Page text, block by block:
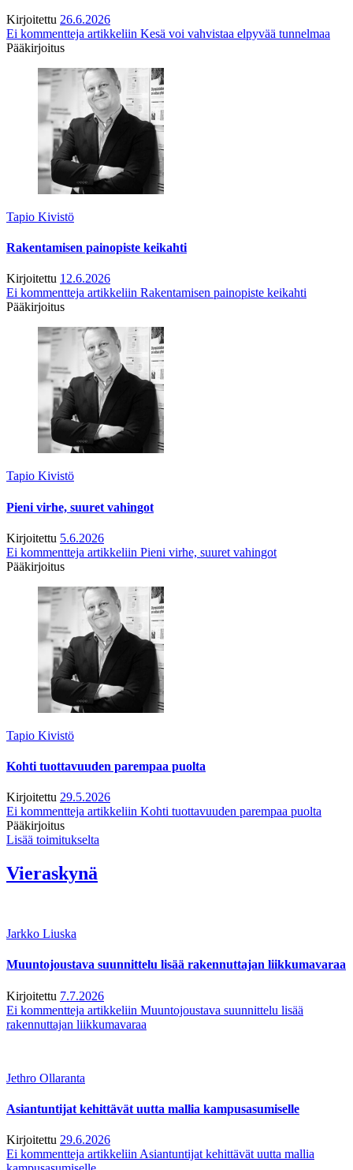
Kirjoitettu 26.6.2026
Ei kommentteja artikkeliin Kesä voi vahvistaa elpyvää tunnelmaa
Pääkirjoitus
Tapio Kivistö
Rakentamisen painopiste keikahti
Kirjoitettu 12.6.2026
Ei kommentteja artikkeliin Rakentamisen painopiste keikahti
Pääkirjoitus
Tapio Kivistö
Pieni virhe, suuret vahingot
Kirjoitettu 5.6.2026
Ei kommentteja artikkeliin Pieni virhe, suuret vahingot
Pääkirjoitus
Tapio Kivistö
Kohti tuottavuuden parempaa puolta
Kirjoitettu 29.5.2026
Ei kommentteja artikkeliin Kohti tuottavuuden parempaa puolta
Pääkirjoitus
Lisää toimitukselta
Vieraskynä
Jarkko Liuska
Muuntojoustava suunnittelu lisää rakennuttajan liikkumavaraa
Kirjoitettu 7.7.2026
Ei kommentteja artikkeliin Muuntojoustava suunnittelu lisää
rakennuttajan liikkumavaraa
Jethro Ollaranta
Asiantuntijat kehittävät uutta mallia kampusasumiselle
Kirjoitettu 29.6.2026
Ei kommentteja artikkeliin Asiantuntijat kehittävät uutta mallia